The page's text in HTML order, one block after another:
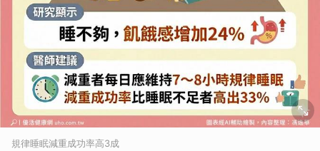
規律睡眠減重成功率高3成